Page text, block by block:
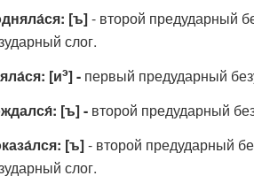
[ъ]- второй предударный
слог.
[иэ] - первый предударный
[ъ] - второй предударный
[ъ]- второй предударный
слог.